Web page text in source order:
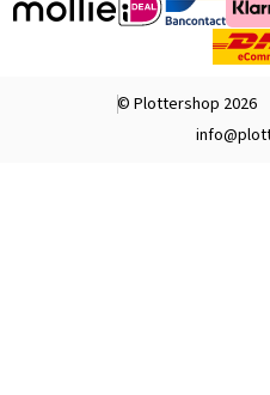
© Plottershop 2026